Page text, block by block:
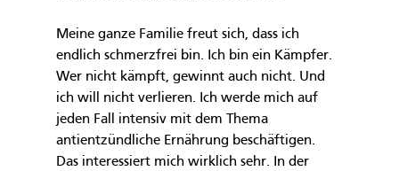
Meine ganze Familie freut sich, dass ich
endlich schmerzfrei bin. Ich bin ein Kämpfer.
Wer nicht kämpft, gewinnt auch nicht. Und
ich will nicht verlieren. Ich werde mich auf
jeden Fall intensiv mit dem Thema
antientzündliche Ernährung beschäftigen.
Das interessiert mich wirklich sehr. In der